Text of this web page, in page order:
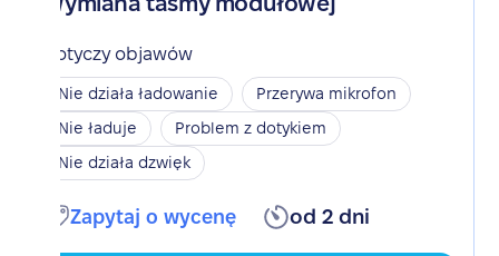
Dotyczy objawów
Nie działa ładowanie
Przerywa mikrofon
Nie ładuje
Problem z dotykiem
Nie działa dzwięk
Zapytaj o wycenę od 2 dni